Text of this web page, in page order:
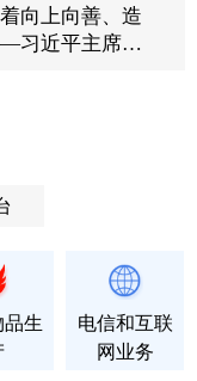
向上向善、造
习近平主席出
品生
电信和互联
网业务